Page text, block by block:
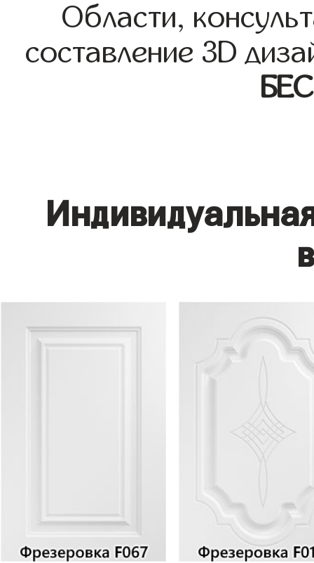
Области,
составление 3D